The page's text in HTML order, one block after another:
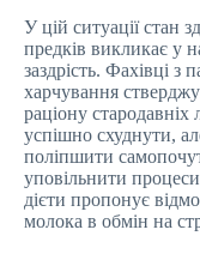
У цій ситуації стан
предків викликає у
заздрість. Фахівці з
харчування
раціону
успішно схуднути,
поліпшити
уповільнити
дієти пропонує
молока в обмін на